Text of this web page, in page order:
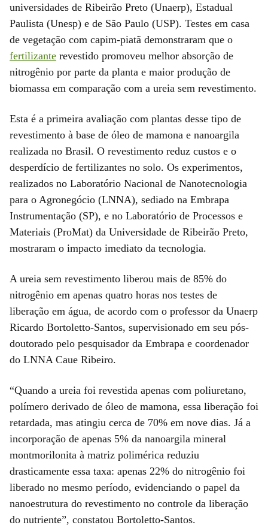
universidades de Ribeirão Preto (Unaerp), Estadual
Paulista (Unesp) e de São Paulo (USP). Testes em casa
de vegetação com capim-piatã demonstraram que o
fertilizante revestido promoveu melhor absorção de
nitrogênio por parte da planta e maior produção de
biomassa em comparação com a ureia sem revestimento.
Esta é a primeira avaliação com plantas desse tipo de
revestimento à base de óleo de mamona e nanoargila
realizada no Brasil. O revestimento reduz custos e o
desperdício de fertilizantes no solo. Os experimentos,
realizados no Laboratório Nacional de Nanotecnologia
para o Agronegócio (LNNA), sediado na Embrapa
Instrumentação (SP), e no Laboratório de Processos e
Materiais (ProMat) da Universidade de Ribeirão Preto,
mostraram o impacto imediato da tecnologia.
A ureia sem revestimento liberou mais de 85% do
nitrogênio em apenas quatro horas nos testes de
liberação em água, de acordo com o professor da Unaerp
Ricardo Bortoletto-Santos, supervisionado em seu pós-
doutorado pelo pesquisador da Embrapa e coordenador
do LNNA Caue Ribeiro.
“Quando a ureia foi revestida apenas com poliuretano,
polímero derivado de óleo de mamona, essa liberação foi
retardada, mas atingiu cerca de 70% em nove dias. Já a
incorporação de apenas 5% da nanoargila mineral
montmorilonita à matriz polimérica reduziu
drasticamente essa taxa: apenas 22% do nitrogênio foi
liberado no mesmo período, evidenciando o papel da
nanoestrutura do revestimento no controle da liberação
do nutriente”, constatou Bortoletto-Santos.